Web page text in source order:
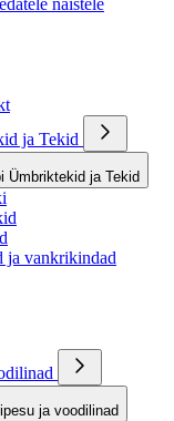
naistele
ja Tekid
Ümbriktekid ja Tekid
ja vankrikindad
ja voodilinad